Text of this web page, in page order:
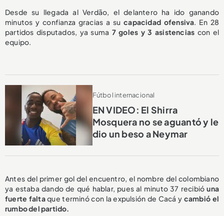
Desde su llegada al Verdão, el delantero ha ido ganando
minutos y confianza gracias a sucapacidad ofensiva. En 28
partidos disputados, ya suma 7 goles y 3 asistencias con el
equipo.
Fútbol internacional
EN VIDEO: El Shirra
Mosquera no se aguantó y le
dio un beso a Neymar
Antes del primer gol del encuentro, el nombre del colombiano
ya estaba dando de qué hablar, pues al minuto 37 recibióuna
fuerte faltaque terminó con la expulsión de Cacá y cambió el
rumbo del partido.